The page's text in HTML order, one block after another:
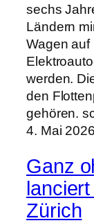
sechs
Ländern
Wagen auf
werden.
den
gehören.
4. Mai 2026
Ganz
Zürich